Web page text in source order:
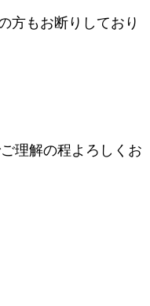
方もお断りしており
理解の程よろしくお